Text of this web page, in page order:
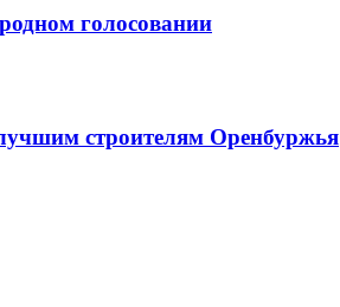
голосовании
строителям Оренбуржья